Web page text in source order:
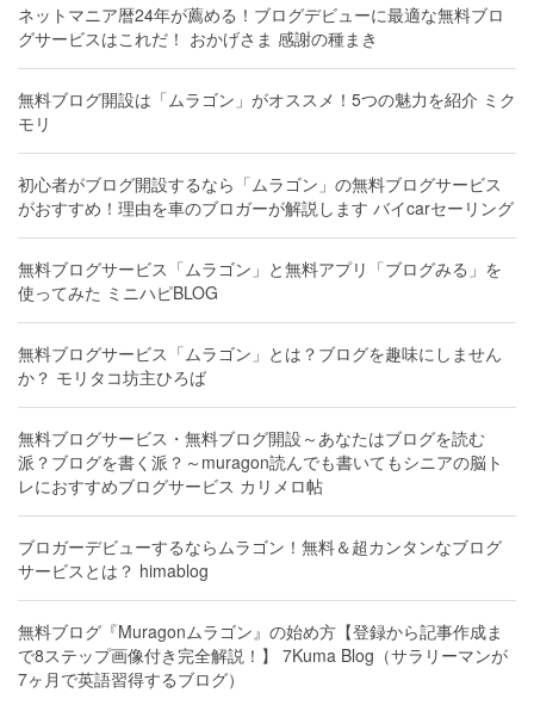
ネットマニア暦24年が薦める！ブログデビューに最適な無料ブロ
グサービスはこれだ！ おかげさま 感謝の種まき
無料ブログ開設は「ムラゴン」がオススメ！5つの魅力を紹介 ミク
モリ
初心者がブログ開設するなら「ムラゴン」の無料ブログサービス
がおすすめ！理由を車のブロガーが解説します バイcarセーリング
無料ブログサービス「ムラゴン」と無料アプリ「ブログみる」を
使ってみた ミニハピBLOG
無料ブログサービス「ムラゴン」とは？ブログを趣味にしません
か？ モリタコ坊主ひろば
無料ブログサービス・無料ブログ開設～あなたはブログを読む
派？ブログを書く派？～muragon読んでも書いてもシニアの脳ト
レにおすすめブログサービス カリメロ帖
ブロガーデビューするならムラゴン！無料＆超カンタンなブログ
サービスとは？ himablog
無料ブログ『Muragonムラゴン』の始め方【登録から記事作成ま
で8ステップ画像付き完全解説！】 7Kuma Blog（サラリーマンが
7ヶ月で英語習得するブログ）